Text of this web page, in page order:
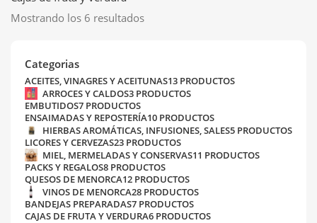
Mostrando los 6 resultados
Categorias
ACEITES, VINAGRES Y ACEITUNAS13 PRODUCTOS
ARROCES Y CALDOS3 PRODUCTOS
EMBUTIDOS7 PRODUCTOS
ENSAIMADAS Y REPOSTERÍA10 PRODUCTOS
HIERBAS AROMÁTICAS, INFUSIONES, SALES5 PRODUCTOS
LICORES Y CERVEZAS23 PRODUCTOS
MIEL, MERMELADAS Y CONSERVAS11 PRODUCTOS
PACKS Y REGALOS8 PRODUCTOS
QUESOS DE MENORCA12 PRODUCTOS
VINOS DE MENORCA28 PRODUCTOS
BANDEJAS PREPARADAS7 PRODUCTOS
CAJAS DE FRUTA Y VERDURA6 PRODUCTOS